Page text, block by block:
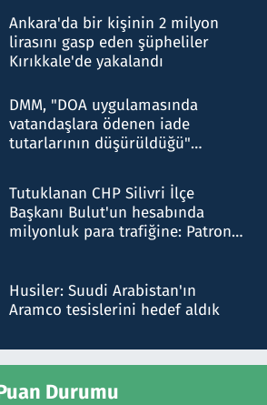
Ankara'da bir kişinin 2 milyon
lirasını gasp eden şüpheliler
Kırıkkale'de yakalandı
DMM, "DOA uygulamasında
vatandaşlara ödenen iade
tutarlarının düşürüldüğü"
Tutuklanan CHP Silivri İlçe
Başkanı Bulut'un hesabında
milyonluk para trafiğine: Patron
Husiler: Suudi Arabistan'ın
Aramco tesislerini hedef aldık
Durumu